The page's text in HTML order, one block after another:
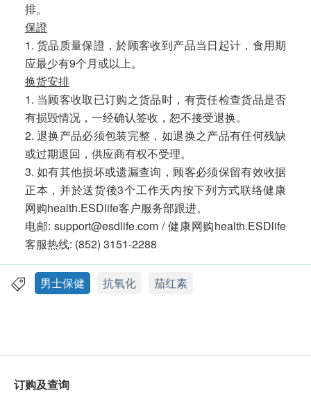
排。
保證
1. 货品质量保證，於顾客收到产品当日起计，食用期
应最少有9个月或以上。
换货安排
1. 当顾客收取已订购之货品时，有责任检查货品是否
有损毁情况，一经确认签收，恕不接受退换。
2. 退换产品必须包装完整，如退换之产品有任何残缺
或过期退回，供应商有权不受理。
3. 如有其他损坏或遗漏查询，顾客必须保留有效收据
正本，并於送货後3个工作天内按下列方式联络健康
网购health.ESDlife客户服务部跟进。
电邮: support@esdlife.com / 健康网购health.ESDlife
客服热线: (852) 3151-2288
男士保健 抗氧化 茄红素
订购及查询